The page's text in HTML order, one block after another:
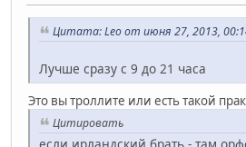
Цитата: Leo от июня 27, 2013,
Лучше сразу с 9 до 21 часа
Это вы троллите или есть такой
Цитировать